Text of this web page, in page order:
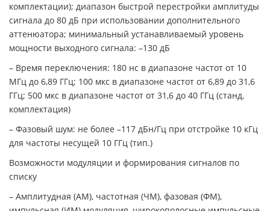
комплектации); диапазон быстрой перестройки амплитуды
сигнала до 80 дБ при использовании дополнительного
аттенюатора; минимальный устанавливаемый уровень
мощности выходного сигнала: –130 дБ
– Время переключения: 180 нс в диапазоне частот от 10
МГц до 6,89 ГГц; 100 мкс в диапазоне частот от 6,89 до 31,6
ГГц; 500 мкс в диапазоне частот от 31,6 до 40 ГГц (станд.
комплектация)
– Фазовый шум: не более –117 дБн/Гц при отстройке 10 кГц
для частоты несущей 10 ГГц (тип.)
Возможности модуляции и формирования сигналов по
списку
– Амплитудная (АМ), частотная (ЧМ), фазовая (ФМ),